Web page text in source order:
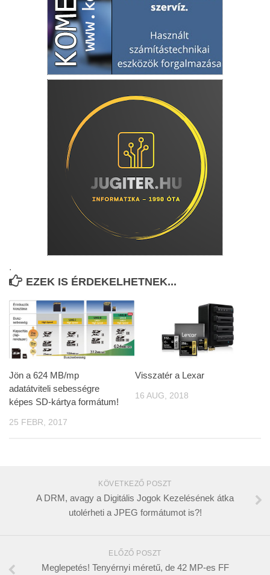
.
EZEK IS ÉRDEKELHETNEK...
Jön a 624 MB/mp
adatátviteli sebességre
képes SD-kártya formátum!
25 FEBR, 2017
Visszatér a Lexar
16 AUG, 2018
KÖVETKEZŐ POSZT
A DRM, avagy a Digitális Jogok Kezelésének átka
utolérheti a JPEG formátumot is?!
ELŐZŐ POSZT
Meglepetés! Tenyérnyi méretű, de 42 MP-es FF